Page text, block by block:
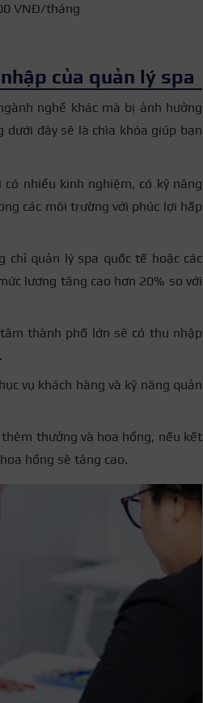
VNĐ/tháng
của quản lý spa
nghề khác mà bị ảnh hưởng
dưới đây sẽ là chìa khóa giúp bạn
có nhiều kinh nghiệm, có kỹ năng
các môi trường với phúc lợi hấp
chỉ quản lý spa quốc tế hoặc các
lương tăng cao hơn 20% so với
thành phố lớn sẽ có thu nhập
vụ khách hàng và kỹ năng quản
thưởng và hoa hồng, nếu kết
hồng sẽ tăng cao.